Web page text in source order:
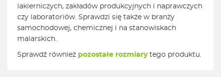
lakierniczych, zakładów produkcyjnych i naprawczych
czy laboratoriów. Sprawdzi się także w branży
samochodowej, chemicznej i na stanowiskach
malarskich.
Sprawdź również pozostałe rozmiarytego produktu.